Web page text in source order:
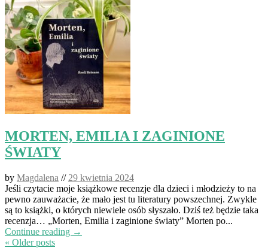
MORTEN, EMILIA I ZAGINIONE
ŚWIATY
by Magdalena // 29 kwietnia 2024
Jeśli czytacie moje książkowe recenzje dla dzieci i młodzieży to na
pewno zauważacie, że mało jest tu literatury powszechnej. Zwykle
są to książki, o których niewiele osób słyszało. Dziś też będzie taka
recenzja… „Morten, Emilia i zaginione światy” Morten po...
Continue reading →
« Older posts